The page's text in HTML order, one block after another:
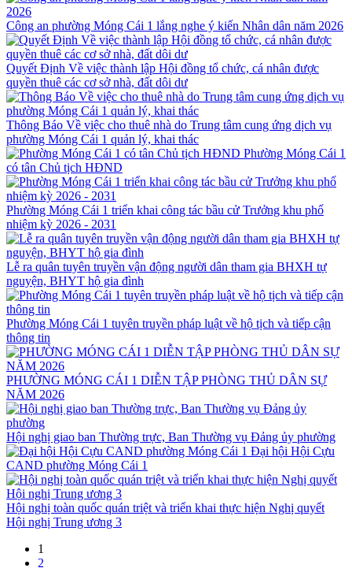
Công an phường Móng Cái 1 lắng nghe ý kiến Nhân dân năm 2026
Quyết Định Về việc thành lập Hội đồng tổ chức, cá nhân được
quyền thuê các cơ sở nhà, đất dôi dư
Thông Báo Về việc cho thuê nhà do Trung tâm cung ứng dịch vụ
phường Móng Cái 1 quản lý, khai thác
Phường Móng Cái 1
có tân Chủ tịch HĐND
Phường Móng Cái 1 triển khai công tác bầu cử Trưởng khu phố
nhiệm kỳ 2026 - 2031
Lễ ra quân tuyên truyền vận động người dân tham gia BHXH tự
nguyện, BHYT hộ gia đình
Phường Móng Cái 1 tuyên truyền pháp luật về hộ tịch và tiếp cận
thông tin
PHƯỜNG MÓNG CÁI 1 DIỄN TẬP PHÒNG THỦ DÂN SỰ
NĂM 2026
Hội nghị giao ban Thường trực, Ban Thường vụ Đảng ủy phường
Đại hội Hội Cựu
CAND phường Móng Cái 1
Hội nghị toàn quốc quán triệt và triển khai thực hiện Nghị quyết
Hội nghị Trung ương 3
1
2